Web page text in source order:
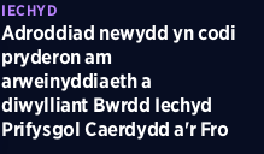
IECHYD
Adroddiad newydd yn codi
pryderon am
arweinyddiaeth a
diwylliant Bwrdd Iechyd
Prifysgol Caerdydd a'r Fro